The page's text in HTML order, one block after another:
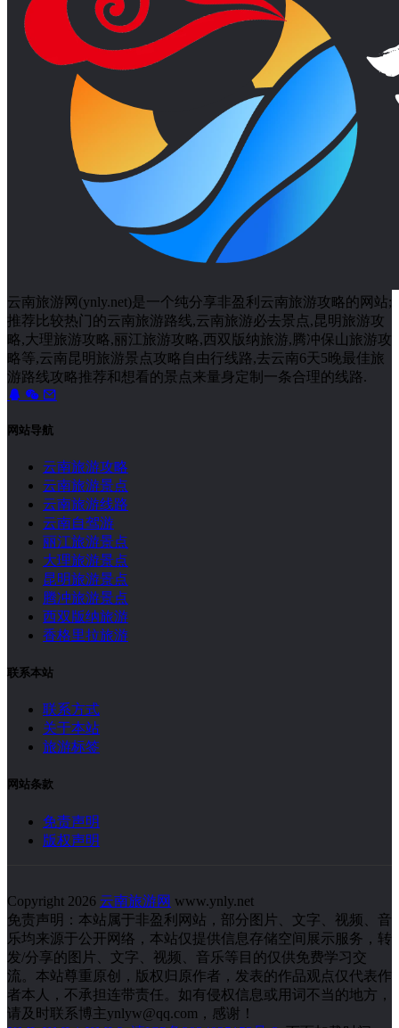
云南旅游网(ynly.net)是一个纯分享非盈利云南旅游攻略的网站;
推荐比较热门的云南旅游路线,云南旅游必去景点,昆明旅游攻
略,大理旅游攻略,丽江旅游攻略,西双版纳旅游,腾冲保山旅游攻
略等,云南昆明旅游景点攻略自由行线路,去云南6天5晚最佳旅
游路线攻略推荐和想看的景点来量身定制一条合理的线路.
网站导航
云南旅游攻略
云南旅游景点
云南旅游线路
云南自驾游
丽江旅游景点
大理旅游景点
昆明旅游景点
腾冲旅游景点
西双版纳旅游
香格里拉旅游
联系本站
联系方式
关于本站
旅游标签
网站条款
免责声明
版权声明
Copyright 2026 云南旅游网 www.ynly.net
免责声明：本站属于非盈利网站，部分图片、文字、视频、音
乐均来源于公开网络，本站仅提供信息存储空间展示服务，转
发/分享的图片、文字、视频、音乐等目的仅供免费学习交
流。本站尊重原创，版权归原作者，发表的作品观点仅代表作
者本人，不承担连带责任。如有侵权信息或用词不当的地方，
请及时联系博主ynlyw@qq.com，感谢！